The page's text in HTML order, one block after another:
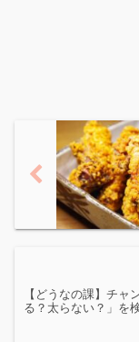
【どうなの課】チャ
る？太らない？」を